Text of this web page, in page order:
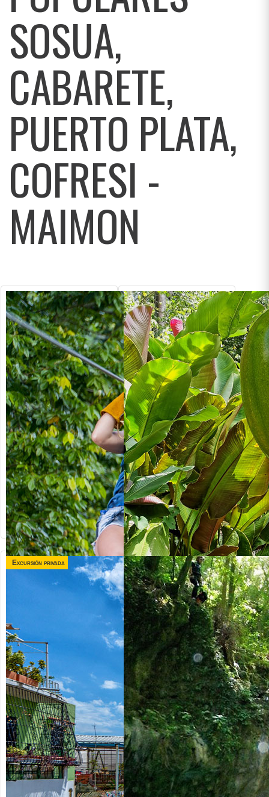
SOSUA,
CABARETE,
PUERTO PLATA,
COFRESI -
MAIMON
desde US$
120.00
TRIPLE
AVENTURA
Republica Dominicana
desde US$
75.00
VALLE TAINO +
CITY TOUR
Republica Dominicana
Excursión privada